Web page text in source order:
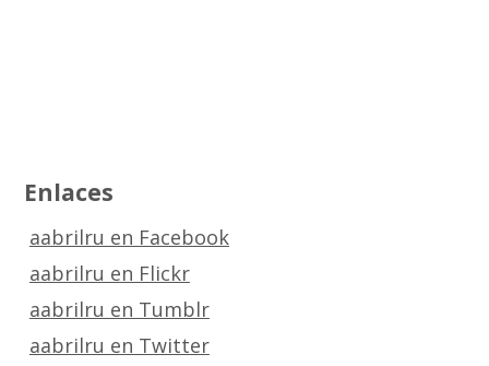
Enlaces
aabrilru en Facebook
aabrilru en Flickr
aabrilru en Tumblr
aabrilru en Twitter